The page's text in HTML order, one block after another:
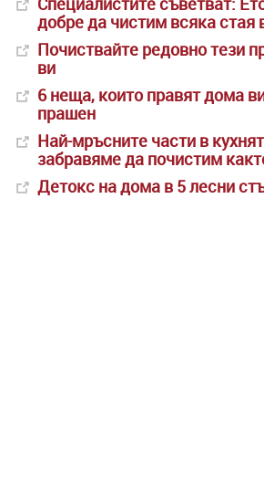
добре да чистим всяка стая
Почиствайте редовно тези
ви
6 неща, които правят дома
прашен
Най-мръсните части в
забравяме да почистим
Детокс на дома в 5 лесни